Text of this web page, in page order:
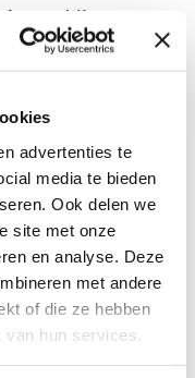
advertenties te
media te bieden
Ook delen we
site met onze
en analyse. Deze
met andere
of die ze hebben
hun services.
Viva.
op 28 april
en theologie in
In 1975 rondde
met een promotie
naar Bonn in
Katholische
en werd voor